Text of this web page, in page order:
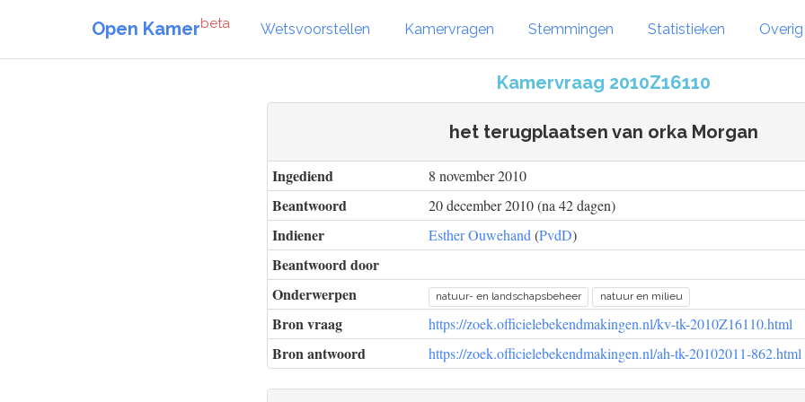
Open Kamerbeta Wetsvoorstellen Kamervragen Stemmingen Statistieken
Kamervraag 2010Z16110
het terugplaatsen van orka Morgan
Ingediend 8 november 2010
Beantwoord 20 december 2010 (na 42 dagen)
Indiener Esther Ouwehand (PvdD)
Beantwoord door
Onderwerpen
natuur- en landschapsbeheer natuur en milieu
Bron vraag https://zoek.officielebekendmakingen.nl/kv-tk-2010Z16110.html
Bron antwoord https://zoek.officielebekendmakingen.nl/ah-tk-20102011-862.html